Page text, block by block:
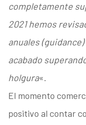
completamente
2021 hemos
anuales
acabado
holgura«.
El momento
positivo al contar